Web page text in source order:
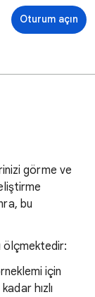
Oturum açın
görme ve
bu
ölçmektedir:
için
hızlı